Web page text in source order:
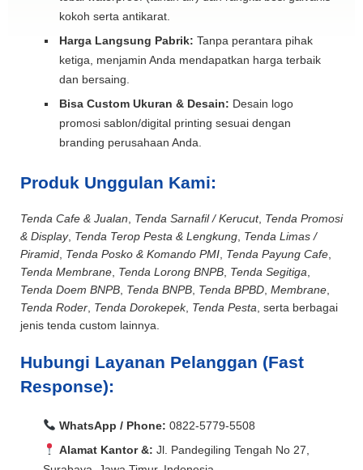
kokoh serta antikarat.
Harga Langsung Pabrik: Tanpa perantara pihak
ketiga, menjamin Anda mendapatkan harga terbaik
dan bersaing.
Bisa Custom Ukuran & Desain: Desain logo
promosi sablon/digital printing sesuai dengan
branding perusahaan Anda.
Produk Unggulan Kami:
Tenda Cafe & Jualan Tenda Sarnafil / Kerucut, Tenda Promosi
& Display, Tenda Terop Pesta & Lengkung Tenda Limas /
Piramid Tenda Posko & Komando PMI Tenda Payung Cafe
Tenda Membrane Tenda Lorong BNPB Tenda Segitiga
Tenda Doem BNPB Tenda BNPB Tenda BPBD Membrane
Tenda Roder Tenda Dorokepek, Tenda Pesta , serta berbagai
jenis tenda custom lainnya.
Hubungi Layanan Pelanggan (Fast
Response):
WhatsApp / Phone: 0822-5779-5508
Alamat Kantor &: Jl. Pandegiling Tengah No 27,